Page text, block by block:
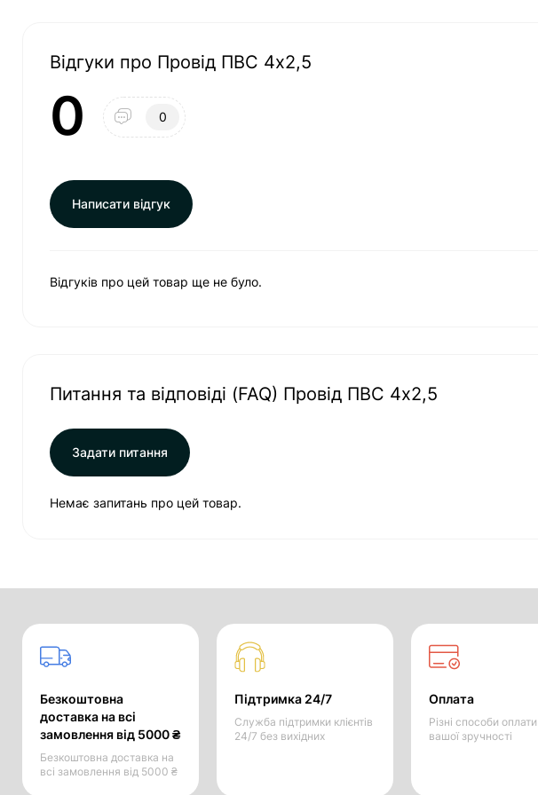
Відгуки про Провід ПВС 4х2,5
0 0
Написати відгук
Відгуків про цей товар ще не було.
Питання та відповіді (FAQ) Провід ПВС 4х2,5
Задати питання
Немає запитань про цей товар.
Безкоштовна
доставка на всі
замовлення від 5000 ₴
Безкоштовна доставка на
всі замовлення від 5000 ₴
Підтримка 24/7
Служба підтримки клієнтів
24/7 без вихідних
Оплата
Різні способи
вашої зручності